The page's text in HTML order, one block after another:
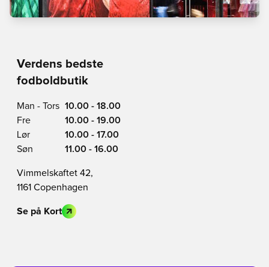
Verdens bedste
fodboldbutik
Man - Tors 10.00 - 18.00
Fre
10.00 - 19.00
Lør
10.00 - 17.00
Søn
11.00 - 16.00
Vimmelskaftet 42,
1161 Copenhagen
Se på Kort